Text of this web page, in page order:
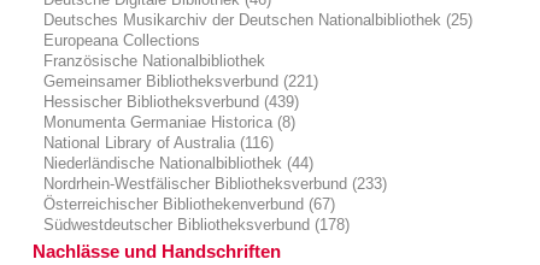
Deutsches Musikarchiv der Deutschen Nationalbibliothek (25)
Europeana Collections
Französische Nationalbibliothek
Gemeinsamer Bibliotheksverbund (221)
Hessischer Bibliotheksverbund (439)
Monumenta Germaniae Historica (8)
National Library of Australia (116)
Niederländische Nationalbibliothek (44)
Nordrhein-Westfälischer Bibliotheksverbund (233)
Österreichischer Bibliothekenverbund (67)
Südwestdeutscher Bibliotheksverbund (178)
Nachlässe und Handschriften